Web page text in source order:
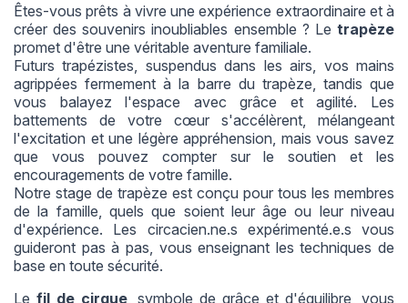
Êtes-vous prêts à vivre une expérience extraordinaire et à
créer des souvenirs inoubliables ensemble ? Le trapèze
promet d'être une véritable aventure familiale.
Futurs trapézistes, suspendus dans les airs, vos mains
agrippées fermement à la barre du trapèze, tandis que
vous balayez l'espace avec grâce et agilité. Les
battements de votre cœur s'accélèrent, mélangeant
l'excitation et une légère appréhension, mais vous savez
que vous pouvez compter sur le soutien et les
encouragements de votre famille.
Notre stage de trapèze est conçu pour tous les membres
de la famille, quels que soient leur âge ou leur niveau
d'expérience. Les circacien.ne.s expérimenté.e.s vous
guideront pas à pas, vous enseignant les techniques de
base en toute sécurité.
Le fil de cirque , symbole de grâce et d'équilibre, vous